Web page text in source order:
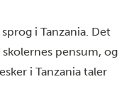
i Tanzania. Det
pensum, og
i Tanzania taler